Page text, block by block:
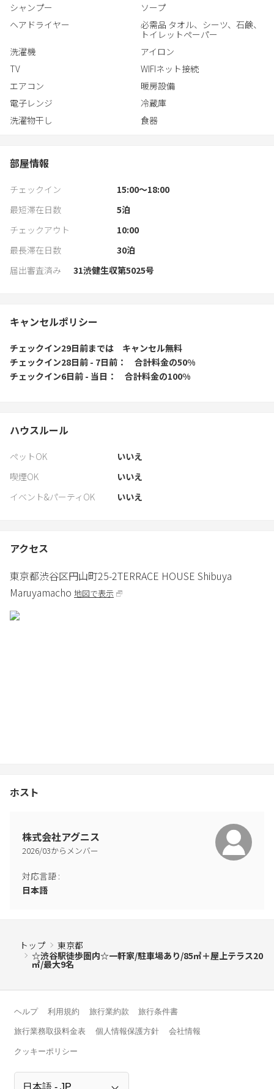
最大で 9 名様ご宿泊頂けます。ご家族やご友人様グループなどに
最適だと思います。
お部屋は貸切でご利用いただけます。（他のお客様と同じ部屋に
宿泊することはございません。）
シャンプー
ソープ
ヘアドライヤー
必需品 タオル、シーツ、石鹸、
トイレットペーパー
洗濯機
アイロン
TV
WIFIネット接続
エアコン
暖房設備
電子レンジ
冷蔵庫
洗濯物干し
食器
部屋情報
チェックイン
15:00〜18:00
最短滞在日数
5泊
チェックアウト
10:00
最長滞在日数
30泊
届出審査済み
31渋健生収第5025号
キャンセルポリシー
チェックイン29日前までは
キャンセル無料
チェックイン28日前 - 7日前
合計料金の50%
チェックイン6日前 - 当日
合計料金の100%
ハウスルール
ペットOK
いいえ
喫煙OK
いいえ
イベント&パーティOK
いいえ
アクセス
東京都渋谷区円山町25-2TERRACE HOUSE Shibuya
Maruyamacho 地図で表示
ホスト
株式会社アグニス
2026/03からメンバー
対応言語 :
日本語
トップ
東京都
☆渋谷駅徒歩圏内☆一軒家/駐車場あり/85㎡＋屋上テラス20
㎡/最大9名
ヘルプ 利用規約 旅行業約款 旅行条件書
旅行業務取扱料金表 個人情報保護方針 会社情報
クッキーポリシー